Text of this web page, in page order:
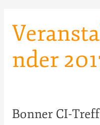
nder
Bonner CI-